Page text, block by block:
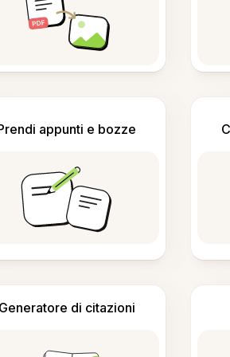
appunti e bozze
di citazioni